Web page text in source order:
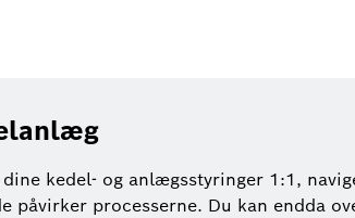
kedel- og anlægsstyringer 1:1,
processerne. Du kan endda